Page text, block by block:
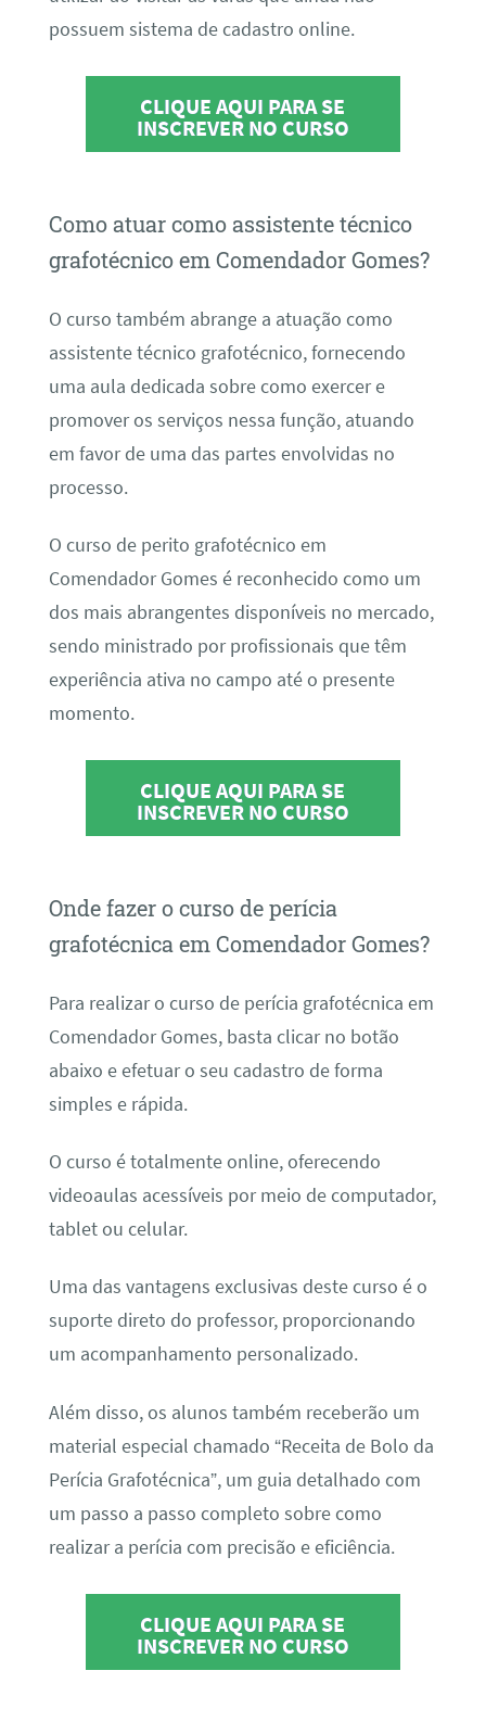
possuem sistema de cadastro online.
CLIQUE AQUI PARA SE
INSCREVER NO CURSO
Como atuar como assistente técnico
grafotécnico em Comendador Gomes?
O curso também abrange a atuação como
assistente técnico grafotécnico, fornecendo
uma aula dedicada sobre como exercer e
promover os serviços nessa função, atuando
em favor de uma das partes envolvidas no
processo.
O curso de perito grafotécnico em
Comendador Gomes é reconhecido como um
dos mais abrangentes disponíveis no mercado,
sendo ministrado por profissionais que têm
experiência ativa no campo até o presente
momento.
CLIQUE AQUI PARA SE
INSCREVER NO CURSO
Onde fazer o curso de perícia
grafotécnica em Comendador Gomes?
Para realizar o curso de perícia grafotécnica em
Comendador Gomes, basta clicar no botão
abaixo e efetuar o seu cadastro de forma
simples e rápida.
O curso é totalmente online, oferecendo
videoaulas acessíveis por meio de computador,
tablet ou celular.
Uma das vantagens exclusivas deste curso é o
suporte direto do professor, proporcionando
um acompanhamento personalizado.
Além disso, os alunos também receberão um
material especial chamado “Receita de Bolo da
Perícia Grafotécnica”, um guia detalhado com
um passo a passo completo sobre como
realizar a perícia com precisão e eficiência.
CLIQUE AQUI PARA SE
INSCREVER NO CURSO